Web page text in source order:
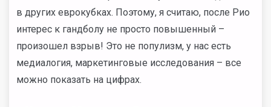
в других еврокубках. Поэтому, я считаю, после Рио
интерес к гандболу не просто повышенный –
произошел взрыв! Это не популизм, у нас есть
медиалогия, маркетинговые исследования – все
можно показать на цифрах.